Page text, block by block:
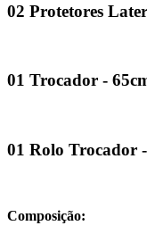
02 Protetores
01 Trocador -
01 Rolo Trocador
Composição: